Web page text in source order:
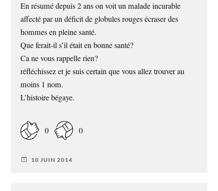
En résumé depuis 2 ans on voit un malade incurable
affecté par un déficit de globules rouges écraser des
hommes en pleine santé.
Que ferait-il s’il était en bonne santé?
Ca ne vous rappelle rien?
réfléchissez et je suis certain que vous allez trouver au
moins 1 nom.
L’histoire bégaye.
0 0
10 JUIN 2014